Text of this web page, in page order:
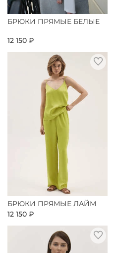
БРЮКИ ПРЯМЫЕ БЕЛЫЕ
12 150 ₽
БРЮКИ ПРЯМЫЕ ЛАЙМ
12 150 ₽